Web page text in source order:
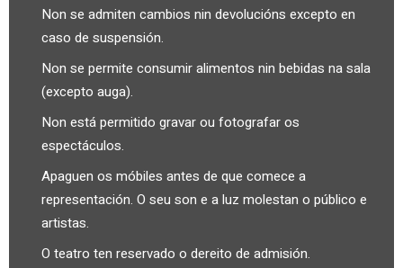
Non se admiten cambios nin devolucións excepto en
caso de suspensión.
Non se permite consumir alimentos nin bebidas na sala
(excepto auga).
Non está permitido gravar ou fotografar os
espectáculos.
Apaguen os móbiles antes de que comece a
representación. O seu son e a luz molestan o público e
artistas.
O teatro ten reservado o dereito de admisión.